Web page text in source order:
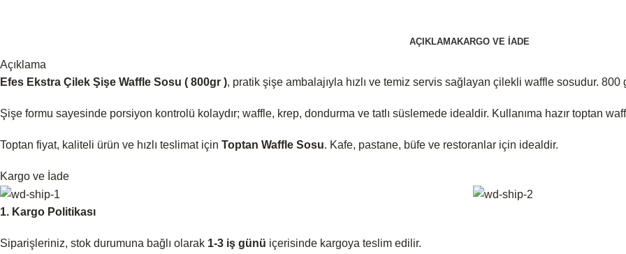
AÇIKLAMAKARGO VE İADE
Açıklama
Efes Ekstra Çilek Şişe Waffle Sosu ( 800gr ), pratik şişe ambalajıyla hızlı ve temiz servis sağlayan çilekli waffle sosudur. 800
Şişe formu sayesinde porsiyon kontrolü kolaydır; waffle, krep, dondurma ve tatlı süslemede idealdir. Kullanıma hazır toptan
Toptan fiyat, kaliteli ürün ve hızlı teslimat için Toptan Waffle Sosu. Kafe, pastane, büfe ve restoranlar için idealdir.
Kargo ve İade
1. Kargo Politikası
Siparişleriniz, stok durumuna bağlı olarak 1-3 iş günü içerisinde kargoya teslim edilir.